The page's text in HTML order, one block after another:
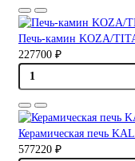
Печь-камин KOZA/
227700 ₽
Керамическая печь
577220 ₽